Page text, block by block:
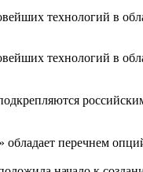
технологий в
технологий в
обладает перечнем